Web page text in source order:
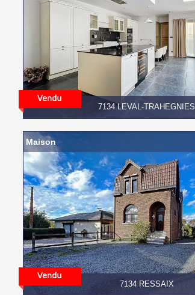
7134 LEVAL-TRAHEGNIES
7134 RESSAIX
Maison